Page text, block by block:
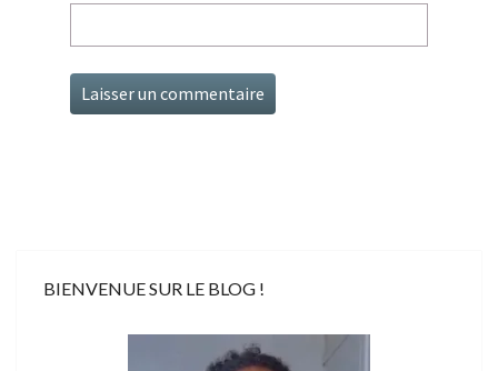
BIENVENUE SUR LE BLOG !